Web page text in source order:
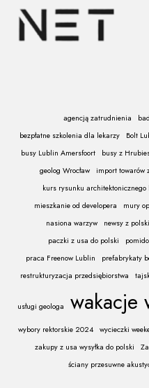
agencją zatrudnienia
bezpłatne szkolenia dla lekarzy
Bolt
busy Lublin Amersfoort
busy z
geolog Wrocław
import towarów
kurs rysunku architektonicznego
mieszkanie od developera
mury
nasiona warzyw
newsy z polski
paczki z usa do polski
praca Freenow Lublin
prefabrykaty
restrukturyzacja przedsiębiorstwa
usługi geologa wakacje
wybory rektorskie 2024 wycieczki
zakupy z usa wysyłka do polski
ściany przesuwne